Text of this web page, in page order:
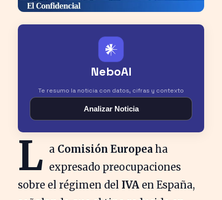
𒀭
NeboAI
Te resumo la noticia con datos, cifras y contexto
Analizar Noticia
L a Comisión Europea ha
expresado preocupaciones
sobre el régimen del IVA en España,